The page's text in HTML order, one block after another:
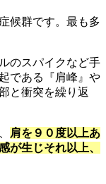
候群です。最も多
のスパイクなど手
である『肩峰』や
と衝突を繰り返
肩を９０度以上あ
が生じそれ以上、